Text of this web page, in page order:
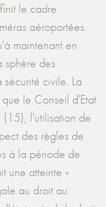
le cadre
aéroportées.
maintenant en
sphère des
civile. La
le Conseil d'Etat
(15), l'utilisation de
des règles de
à la période de
une atteinte «
au droit au